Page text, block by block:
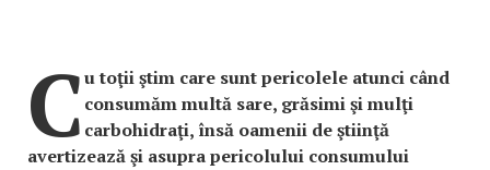
Cu toţii ştim care sunt pericolele atunci când
consumăm multă sare, grăsimi şi mulţi
carbohidraţi, însă oamenii de ştiinţă
avertizează şi asupra pericolului consumului